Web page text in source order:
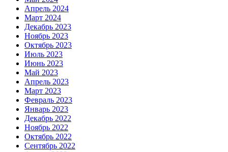
Апрель 2024
Март 2024
Декабрь 2023
Ноябрь 2023
Октябрь 2023
Июль 2023
Июнь 2023
Май 2023
Апрель 2023
Март 2023
Февраль 2023
Январь 2023
Декабрь 2022
Ноябрь 2022
Октябрь 2022
Сентябрь 2022